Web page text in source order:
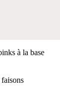
à la base